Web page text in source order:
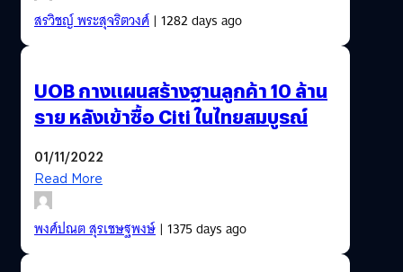
สรวิชญ์ พระสุจริตวงศ์| 1282 days ago
UOB กางแผนสร้างฐานลูกค้า 10 ล้าน
ราย หลังเข้าซื้อ Citi ในไทยสมบูรณ์
01/11/2022
Read More
พงศ์ปณต สุรเชษฐพงษ์| 1375 days ago